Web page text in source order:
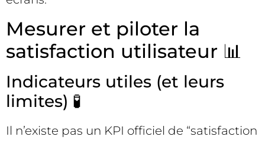
Mesurer et piloter la
satisfaction utilisateur 📊
Indicateurs utiles (et leurs
limites) 🧪
Il n’existe pas un KPI officiel de “satisfaction